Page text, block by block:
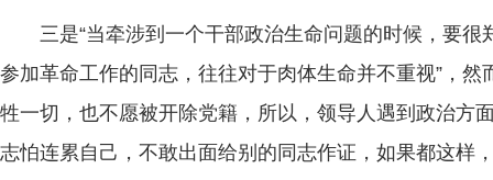
三是“当牵涉到一个干部政治生命问题的时候，要很
参加革命工作的同志，往往对于肉体生命并不重视”，
牲一切，也不愿被开除党籍，所以，领导人遇到政治方
志怕连累自己，不敢出面给别的同志作证，如果都这样